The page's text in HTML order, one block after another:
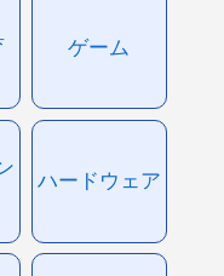
ゲーム
ハードウェア